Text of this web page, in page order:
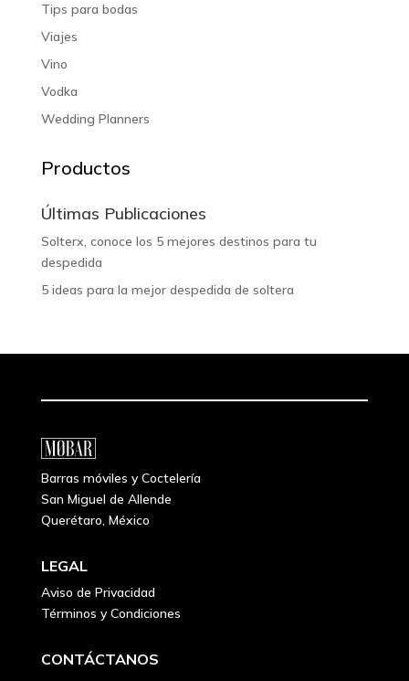
Tips para bodas
Viajes
Vino
Vodka
Wedding Planners
Productos
Últimas Publicaciones
Solterx, conoce los 5 mejores destinos para tu
despedida
5 ideas para la mejor despedida de soltera
Barras móviles y Coctelería
San Miguel de Allende
Querétaro, México
LEGAL
Aviso de Privacidad
Términos y Condiciones
CONTÁCTANOS